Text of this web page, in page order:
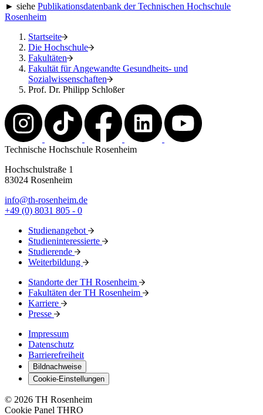
► siehe Publikationsdatenbank der Technischen Hochschule
Rosenheim
Startseite
Die Hochschule
Fakultäten
Fakultät für Angewandte Gesundheits- und
Sozialwissenschaften
Prof. Dr. Philipp Schloßer
Technische Hochschule Rosenheim
Hochschulstraße 1
83024 Rosenheim
info@th-rosenheim.de
+49 (0) 8031 805 - 0
Studienangebot
Studieninteressierte
Studierende
Weiterbildung
Standorte der TH Rosenheim
Fakultäten der TH Rosenheim
Karriere
Presse
Impressum
Datenschutz
Barrierefreiheit
Bildnachweise
Cookie-Einstellungen
© 2026 TH Rosenheim
Cookie Panel THRO